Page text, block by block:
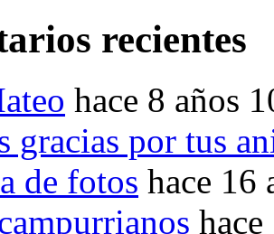
recientes
hace 8 años
gracias por tus
de fotos hace 16